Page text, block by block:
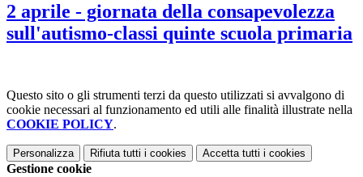
2 aprile - giornata della consapevolezza
sull'autismo-classi quinte scuola primaria
Questo sito o gli strumenti terzi da questo utilizzati si avvalgono di
cookie necessari al funzionamento ed utili alle finalità illustrate nella
COOKIE POLICY.
Personalizza Rifiuta tutti i cookies Accetta tutti i cookies
Gestione cookie